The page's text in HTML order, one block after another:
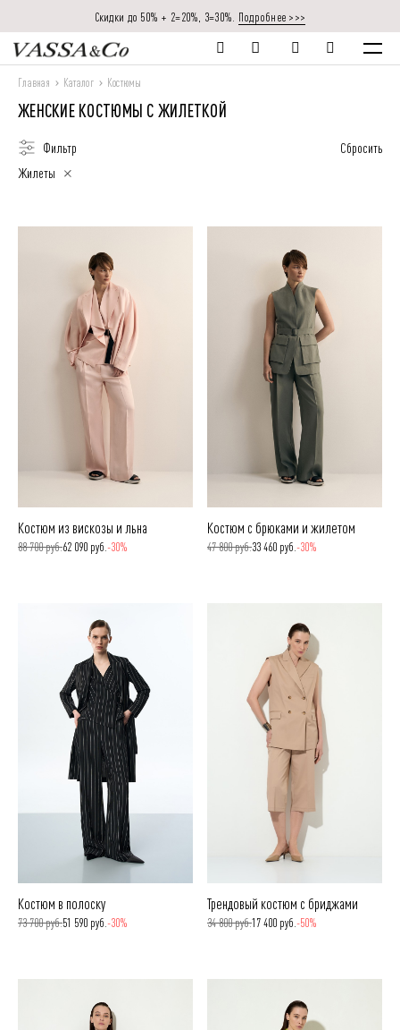
Скидки до 50% + 2=20%, 3=30%. Подробнее >>>
Главная Каталог Костюмы
ЖЕНСКИЕ КОСТЮМЫ С ЖИЛЕТКОЙ
Фильтр
Жилеты
Сбросить
Костюм из вискозы и льна
88 700 руб.62 090 руб. -30%
Костюм с брюками и жилетом
47 800 руб.33 460 руб. -30%
Костюм в полоску
73 700 руб.51 590 руб. -30%
Трендовый костюм с бриджами
34 800 руб.17 400 руб. -50%